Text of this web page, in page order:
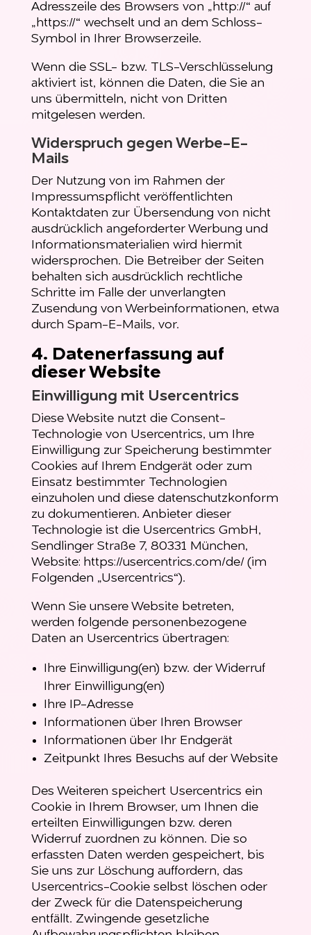
Adresszeile des Browsers von „http://“ auf
„https://“ wechselt und an dem Schloss-
Symbol in Ihrer Browserzeile.
Wenn die SSL- bzw. TLS-Verschlüsselung
aktiviert ist, können die Daten, die Sie an
uns übermitteln, nicht von Dritten
mitgelesen werden.
Widerspruch gegen Werbe-E-
Mails
Der Nutzung von im Rahmen der
Impressumspflicht veröffentlichten
Kontaktdaten zur Übersendung von nicht
ausdrücklich angeforderter Werbung und
Informationsmaterialien wird hiermit
widersprochen. Die Betreiber der Seiten
behalten sich ausdrücklich rechtliche
Schritte im Falle der unverlangten
Zusendung von Werbeinformationen, etwa
durch Spam-E-Mails, vor.
4. Datenerfassung auf
dieser Website
Einwilligung mit Usercentrics
Diese Website nutzt die Consent-
Technologie von Usercentrics, um Ihre
Einwilligung zur Speicherung bestimmter
Cookies auf Ihrem Endgerät oder zum
Einsatz bestimmter Technologien
einzuholen und diese datenschutzkonform
zu dokumentieren. Anbieter dieser
Technologie ist die Usercentrics GmbH,
Sendlinger Straße 7, 80331 München,
Website: https://usercentrics.com/de/(im
Folgenden „Usercentrics“).
Wenn Sie unsere Website betreten,
werden folgende personenbezogene
Daten an Usercentrics übertragen:
Ihre Einwilligung(en) bzw. der Widerruf
Ihrer Einwilligung(en)
Ihre IP-Adresse
Informationen über Ihren Browser
Informationen über Ihr Endgerät
Zeitpunkt Ihres Besuchs auf der Website
Des Weiteren speichert Usercentrics ein
Cookie in Ihrem Browser, um Ihnen die
erteilten Einwilligungen bzw. deren
Widerruf zuordnen zu können. Die so
erfassten Daten werden gespeichert, bis
Sie uns zur Löschung auffordern, das
Usercentrics-Cookie selbst löschen oder
der Zweck für die Datenspeicherung
entfällt. Zwingende gesetzliche